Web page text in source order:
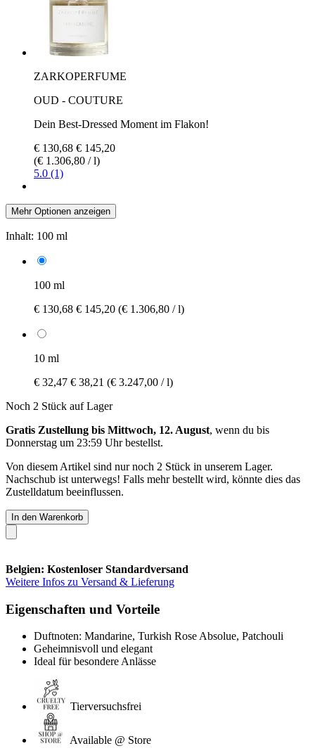
ZARKOPERFUME
OUD - COUTURE
Dein Best-Dressed Moment im Flakon!
€ 130,68 € 145,20
(€ 1.306,80 / l)
5.0 (1)
Mehr Optionen anzeigen
Inhalt: 100 ml
100 ml
€ 130,68 € 145,20 (€ 1.306,80 / l)
10 ml
€ 32,47 € 38,21 (€ 3.247,00 / l)
Noch 2 Stück auf Lager
Gratis Zustellung bis Mittwoch, 12. August, wenn du bis
Donnerstag um 23:59 Uhrbestellst.
Von diesem Artikel sind nur noch 2 Stück in unserem Lager.
Nachschub ist unterwegs! Falls mehr bestellt wird, könnte dies das
Zustelldatum beeinflussen.
In den Warenkorb
Belgien: Kostenloser Standardversand
Weitere Infos zu Versand & Lieferung
Eigenschaften und Vorteile
Duftnoten: Mandarine, Turkish Rose Absolue, Patchouli
Geheimnisvoll und elegant
Ideal für besondere Anlässe
Tierversuchsfrei
Available @ Store